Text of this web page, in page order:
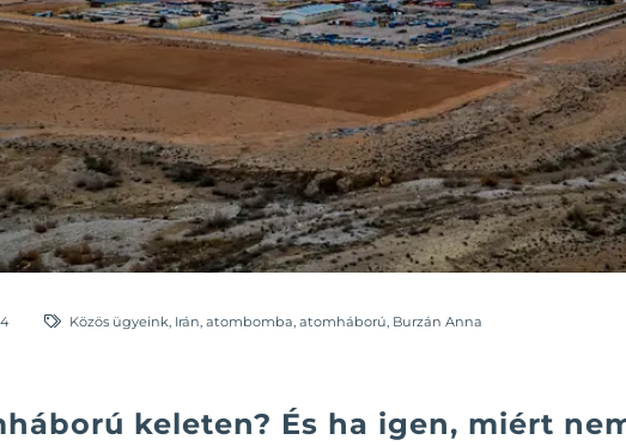
Közös ügyeink Irán atombomba atomháború Burzán Anna
keleten? És ha igen, miért